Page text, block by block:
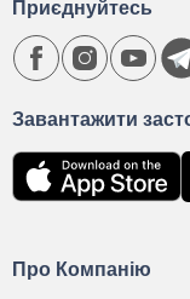
Про Компанію
Завантажити
Приєднуйтесь